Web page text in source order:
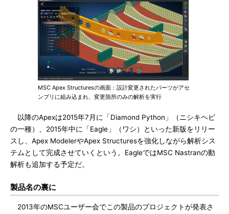
MSC Apex Structuresの画面：設計変更されたパーツがアセ
ンブリに組み込まれ、変更箇所のみの解析を実行
以降のApexは2015年7月に「Diamond Python」（ニシキヘビ
の一種）、2015年中に「Eagle」（ワシ）といった新版をリリー
スし、Apex ModelerやApex Structuresを強化しながら解析シス
テムとして完成させていくという。EagleではMSC Nastranの動
解析も追加する予定だ。
製品名の裏に
2013年のMSCユーザー会でこの製品のプロジェクトが発表さ